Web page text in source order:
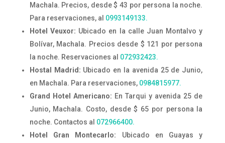
Machala. Precios, desde $ 43 por persona la noche.
Para reservaciones, al 0993149133.
Hotel Veuxor: Ubicado en la calle Juan Montalvo y
Bolívar, Machala. Precios desde $ 121 por persona
la noche. Reservaciones al 072932423.
Hostal Madrid: Ubicado en la avenida 25 de Junio,
en Machala. Para reservaciones, 0984815977.
Grand Hotel Americano: En Tarqui y avenida 25 de
Junio, Machala. Costo, desde $ 65 por persona la
noche. Contactos al 072966400.
Hotel Gran Montecarlo: Ubicado en Guayas y